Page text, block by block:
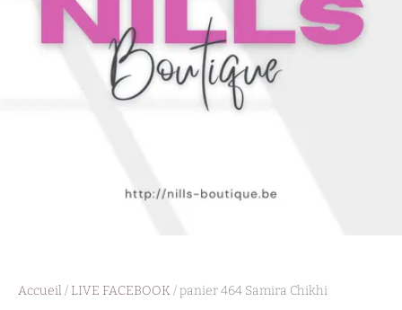
Accueil/ LIVE FACEBOOK/ panier 464 Samira Chikhi